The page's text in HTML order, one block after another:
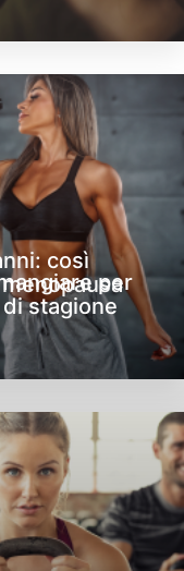
così
per
stagione